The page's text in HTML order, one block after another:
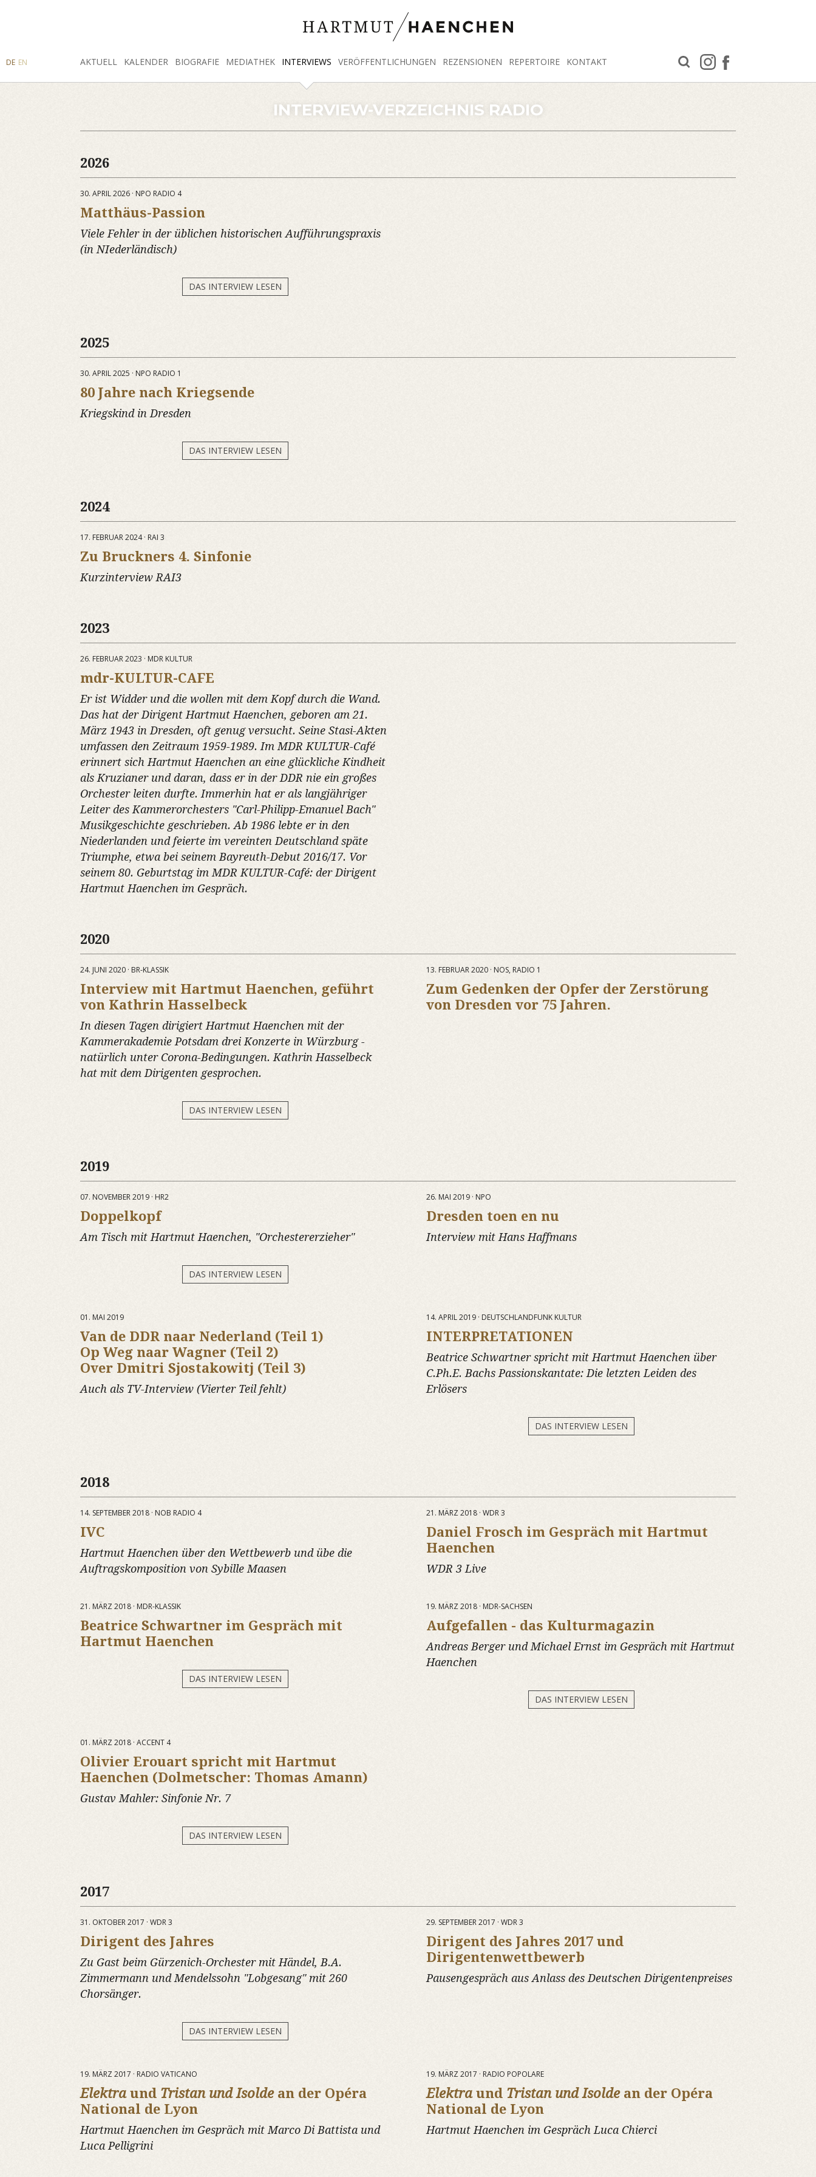
AKTUELL KALENDER BIOGRAFIE MEDIATHEK INTERVIEWS VERÖFFENTLICHUNGEN REZENSIONEN REPERTOIRE KONTAKT
FACEBOOK
INSTAGRAM
SUCHE
DE EN
INTERVIEW-VERZEICHNIS RADIO
2026
30. APRIL 2026 · NPO RADIO 4
Matthäus-Passion
Viele Fehler in der üblichen historischen Aufführungspraxis
(in NIederländisch)
DAS INTERVIEW LESEN
2025
30. APRIL 2025 · NPO RADIO 1
80 Jahre nach Kriegsende
Kriegskind in Dresden
DAS INTERVIEW LESEN
2024
17. FEBRUAR 2024 · RAI 3
Zu Bruckners 4. Sinfonie
Kurzinterview RAI3
2023
26. FEBRUAR 2023 · MDR KULTUR
mdr-KULTUR-CAFE
Er ist Widder und die wollen mit dem Kopf durch die Wand.
Das hat der Dirigent Hartmut Haenchen, geboren am 21.
März 1943 in Dresden, oft genug versucht. Seine Stasi-Akten
umfassen den Zeitraum 1959-1989. Im MDR KULTUR-Café
erinnert sich Hartmut Haenchen an eine glückliche Kindheit
als Kruzianer und daran, dass er in der DDR nie ein großes
Orchester leiten durfte. Immerhin hat er als langjähriger
Leiter des Kammerorchesters "Carl-Philipp-Emanuel Bach"
Musikgeschichte geschrieben. Ab 1986 lebte er in den
Niederlanden und feierte im vereinten Deutschland späte
Triumphe, etwa bei seinem Bayreuth-Debut 2016/17. Vor
seinem 80. Geburtstag im MDR KULTUR-Café: der Dirigent
Hartmut Haenchen im Gespräch.
2020
24. JUNI 2020 · BR-KLASSIK
Interview mit Hartmut Haenchen, geführt
von Kathrin Hasselbeck
In diesen Tagen dirigiert Hartmut Haenchen mit der
Kammerakademie Potsdam drei Konzerte in Würzburg -
natürlich unter Corona-Bedingungen. Kathrin Hasselbeck
hat mit dem Dirigenten gesprochen.
DAS INTERVIEW LESEN
13. FEBRUAR 2020 · NOS, RADIO 1
Zum Gedenken der Opfer der Zerstörung
von Dresden vor 75 Jahren.
2019
07. NOVEMBER 2019 · HR2
Doppelkopf
Am Tisch mit Hartmut Haenchen, "Orchestererzieher"
DAS INTERVIEW LESEN
26. MAI 2019 · NPO
Dresden toen en nu
Interview mit Hans Haffmans
01. MAI 2019
Van de DDR naar Nederland (Teil 1)
Op Weg naar Wagner (Teil 2)
Over Dmitri Sjostakowitj (Teil 3)
Auch als TV-Interview (Vierter Teil fehlt)
14. APRIL 2019 · DEUTSCHLANDFUNK KULTUR
INTERPRETATIONEN
Beatrice Schwartner spricht mit Hartmut Haenchen über
C.Ph.E. Bachs Passionskantate: Die letzten Leiden des
Erlösers
DAS INTERVIEW LESEN
2018
14. SEPTEMBER 2018 · NOB RADIO 4
IVC
Hartmut Haenchen über den Wettbewerb und übe die
Auftragskomposition von Sybille Maasen
21. MÄRZ 2018 · WDR 3
Daniel Frosch im Gespräch mit Hartmut
Haenchen
WDR 3 Live
21. MÄRZ 2018 · MDR-KLASSIK
Beatrice Schwartner im Gespräch mit
Hartmut Haenchen
DAS INTERVIEW LESEN
19. MÄRZ 2018 · MDR-SACHSEN
Aufgefallen - das Kulturmagazin
Andreas Berger und Michael Ernst im Gespräch mit Hartmut
Haenchen
DAS INTERVIEW LESEN
01. MÄRZ 2018 · ACCENT 4
Olivier Erouart spricht mit Hartmut
Haenchen (Dolmetscher: Thomas Amann)
Gustav Mahler: Sinfonie Nr. 7
DAS INTERVIEW LESEN
2017
31. OKTOBER 2017 · WDR 3
Dirigent des Jahres
Zu Gast beim Gürzenich-Orchester mit Händel, B.A.
Zimmermann und Mendelssohn "Lobgesang" mit 260
Chorsänger.
DAS INTERVIEW LESEN
29. SEPTEMBER 2017 · WDR 3
Dirigent des Jahres 2017 und
Dirigentenwettbewerb
Pausengespräch aus Anlass des Deutschen Dirigentenpreises
19. MÄRZ 2017 · RADIO VATICANO
Elektraund Tristan und Isoldean der Opéra
National de Lyon
Hartmut Haenchen im Gespräch mit Marco Di Battista und
Luca Pelligrini
19. MÄRZ 2017 · RADIO POPOLARE
Elektraund Tristan und Isoldean der Opéra
National de Lyon
Hartmut Haenchen im Gespräch Luca Chierci